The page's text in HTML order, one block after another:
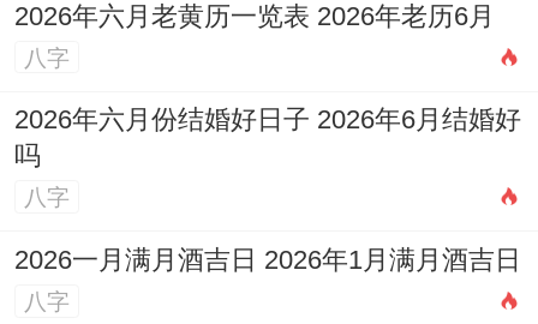
2026年六月老黄历一览表 2026年老历6月
八字
2026年六月份结婚好日子 2026年6月结婚好
吗
八字
2026一月满月酒吉日 2026年1月满月酒吉日
八字